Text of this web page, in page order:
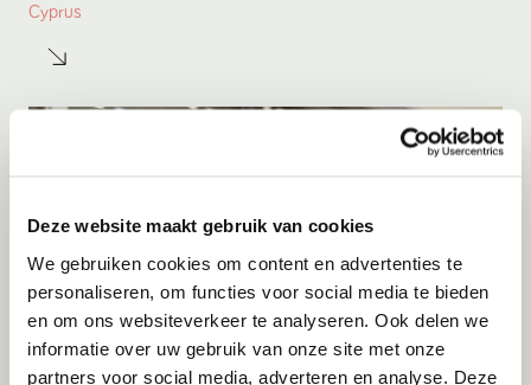
Deze website maakt gebruik van cookies
We gebruiken cookies om content en advertenties te
personaliseren, om functies voor social media te bieden
en om ons websiteverkeer te analyseren. Ook delen we
informatie over uw gebruik van onze site met onze
partners voor social media, adverteren en analyse. Deze
Cyprus